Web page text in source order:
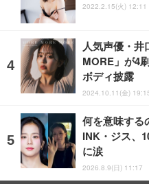
2022.2.15(火) 12:11
人気声優・
MORE」が4
ボディ披露
2024.10.11(金)
何を意味す
INK・ジス、
に涙
2026.8.9(日) 11:17